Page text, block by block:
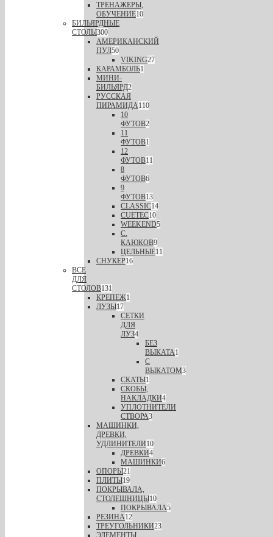
ТРЕНАЖЕРЫ,
ОБУЧЕНИЕ10
БИЛЬЯРДНЫЕ
СТОЛЫ300
АМЕРИКАНСКИЙ
ПУЛ50
VIKING27
КАРАМБОЛЬ1
МИНИ-
БИЛЬЯРД2
РУССКАЯ
ПИРАМИДА110
10
ФУТОВ2
11
ФУТОВ1
12
ФУТОВ11
8
ФУТОВ6
9
ФУТОВ13
CLASSIC14
CUETEC10
WEEKEND5
С.
КАЮКОВ9
ЦЕЛЬНЫЕ11
СНУКЕР16
ВСЕ
ДЛЯ
СТОЛОВ131
КРЕПЕЖ1
ЛУЗЫ17
СЕТКИ
ДЛЯ
ЛУЗ4
БЕЗ
ВЫКАТА1
С
ВЫКАТОМ3
СКАТЫ1
СКОБЫ,
НАКЛАДКИ4
УПЛОТНИТЕЛИ
СТВОРА3
МАШИНКИ,
ДРЕВКИ,
УДЛИНИТЕЛИ10
ДРЕВКИ4
МАШИНКИ6
ОПОРЫ21
ПЛИТЫ19
ПОКРЫВАЛА,
СТОЛЕШНИЦЫ10
ПОКРЫВАЛА5
РЕЗИНА12
ТРЕУГОЛЬНИКИ23